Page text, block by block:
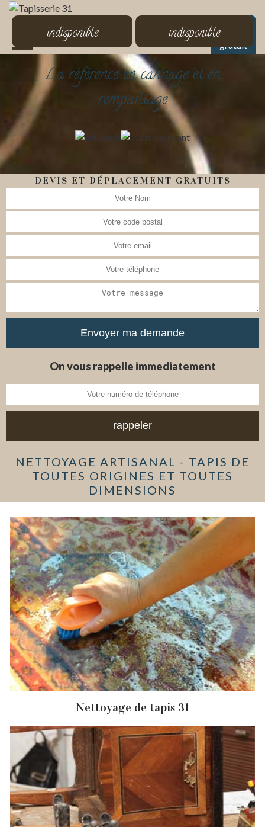
Devis
gratuit
indisponible indisponible
La référence en cannage et en
rempaillage
DEVIS ET DÉPLACEMENT GRATUITS
On vous rappelle immediatement
NETTOYAGE ARTISANAL - TAPIS DE
TOUTES ORIGINES ET TOUTES
DIMENSIONS
Nettoyage de tapis 31